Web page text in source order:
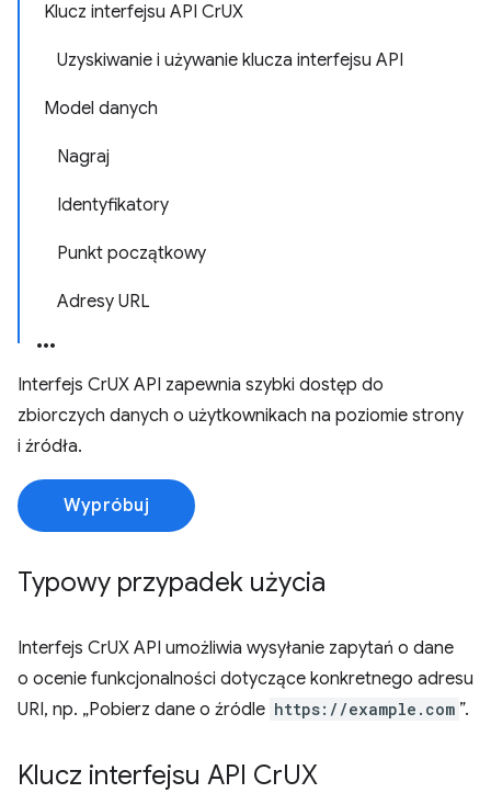
Klucz interfejsu API CrUX
Uzyskiwanie i używanie klucza interfejsu API
Model danych
Nagraj
Identyfikatory
Punkt początkowy
Adresy URL
Interfejs CrUX API zapewnia szybki dostęp do
zbiorczych danych o użytkownikach na poziomie strony
i źródła.
Wypróbuj
Typowy przypadek użycia
Interfejs CrUX API umożliwia wysyłanie zapytań o dane
o ocenie funkcjonalności dotyczące konkretnego adresu
URI, np. „Pobierz dane o źródle https://example.com ”.
Klucz interfejsu API CrUX